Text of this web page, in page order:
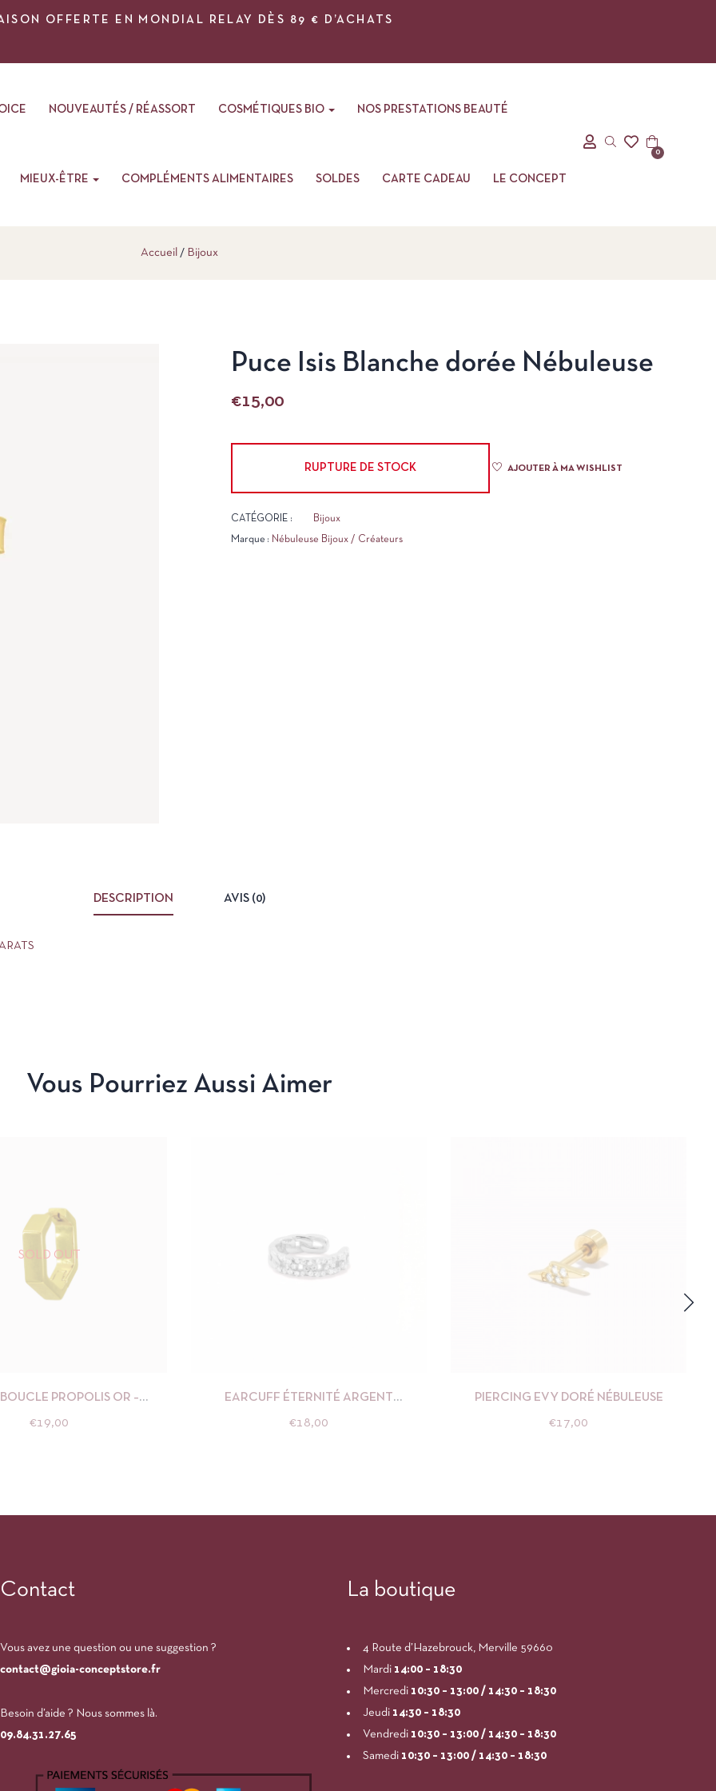
OFFERTE EN MONDIAL RELAY DÈS 89 € D’ACHATS
NOUVEAUTÉS / RÉASSORT COSMÉTIQUES BIO NOS PRESTATIONS BEAUTÉ
MIEUX-ÊTRE COMPLÉMENTS ALIMENTAIRES SOLDES CARTE CADEAU LE CONCEPT
0
Accueil Bijoux
Puce Isis Blanche dorée Nébuleuse
€15,00
RUPTURE DE STOCK AJOUTER À MA WISHLIST
CATÉGORIE : Bijoux
Marque : Nébuleuse Bijoux / Créateurs
DESCRIPTION AVIS (0)
Vous Pourriez Aussi Aimer
SOLD OUT
PROPOLIS OR –
€19,00
EARCUFF ÉTERNITÉ ARGENT
€18,00
PIERCING EVY DORÉ NÉBULEUSE
€17,00
Contact
Vous avez une question ou une suggestion ?
contact@gioia-conceptstore.fr
Besoin d’aide ? Nous sommes là.
09.84.31.27.65
La boutique
4 Route d’Hazebrouck, Merville 59660
Mardi 14:00– 18:30
Mercredi 10:30 – 13:00 / 14:30 – 18:30
Jeudi 14:30 – 18:30
Vendredi10:30 – 13:00 / 14:30 – 18:30
Samedi 10:30 – 13:00 / 14:30 – 18:30